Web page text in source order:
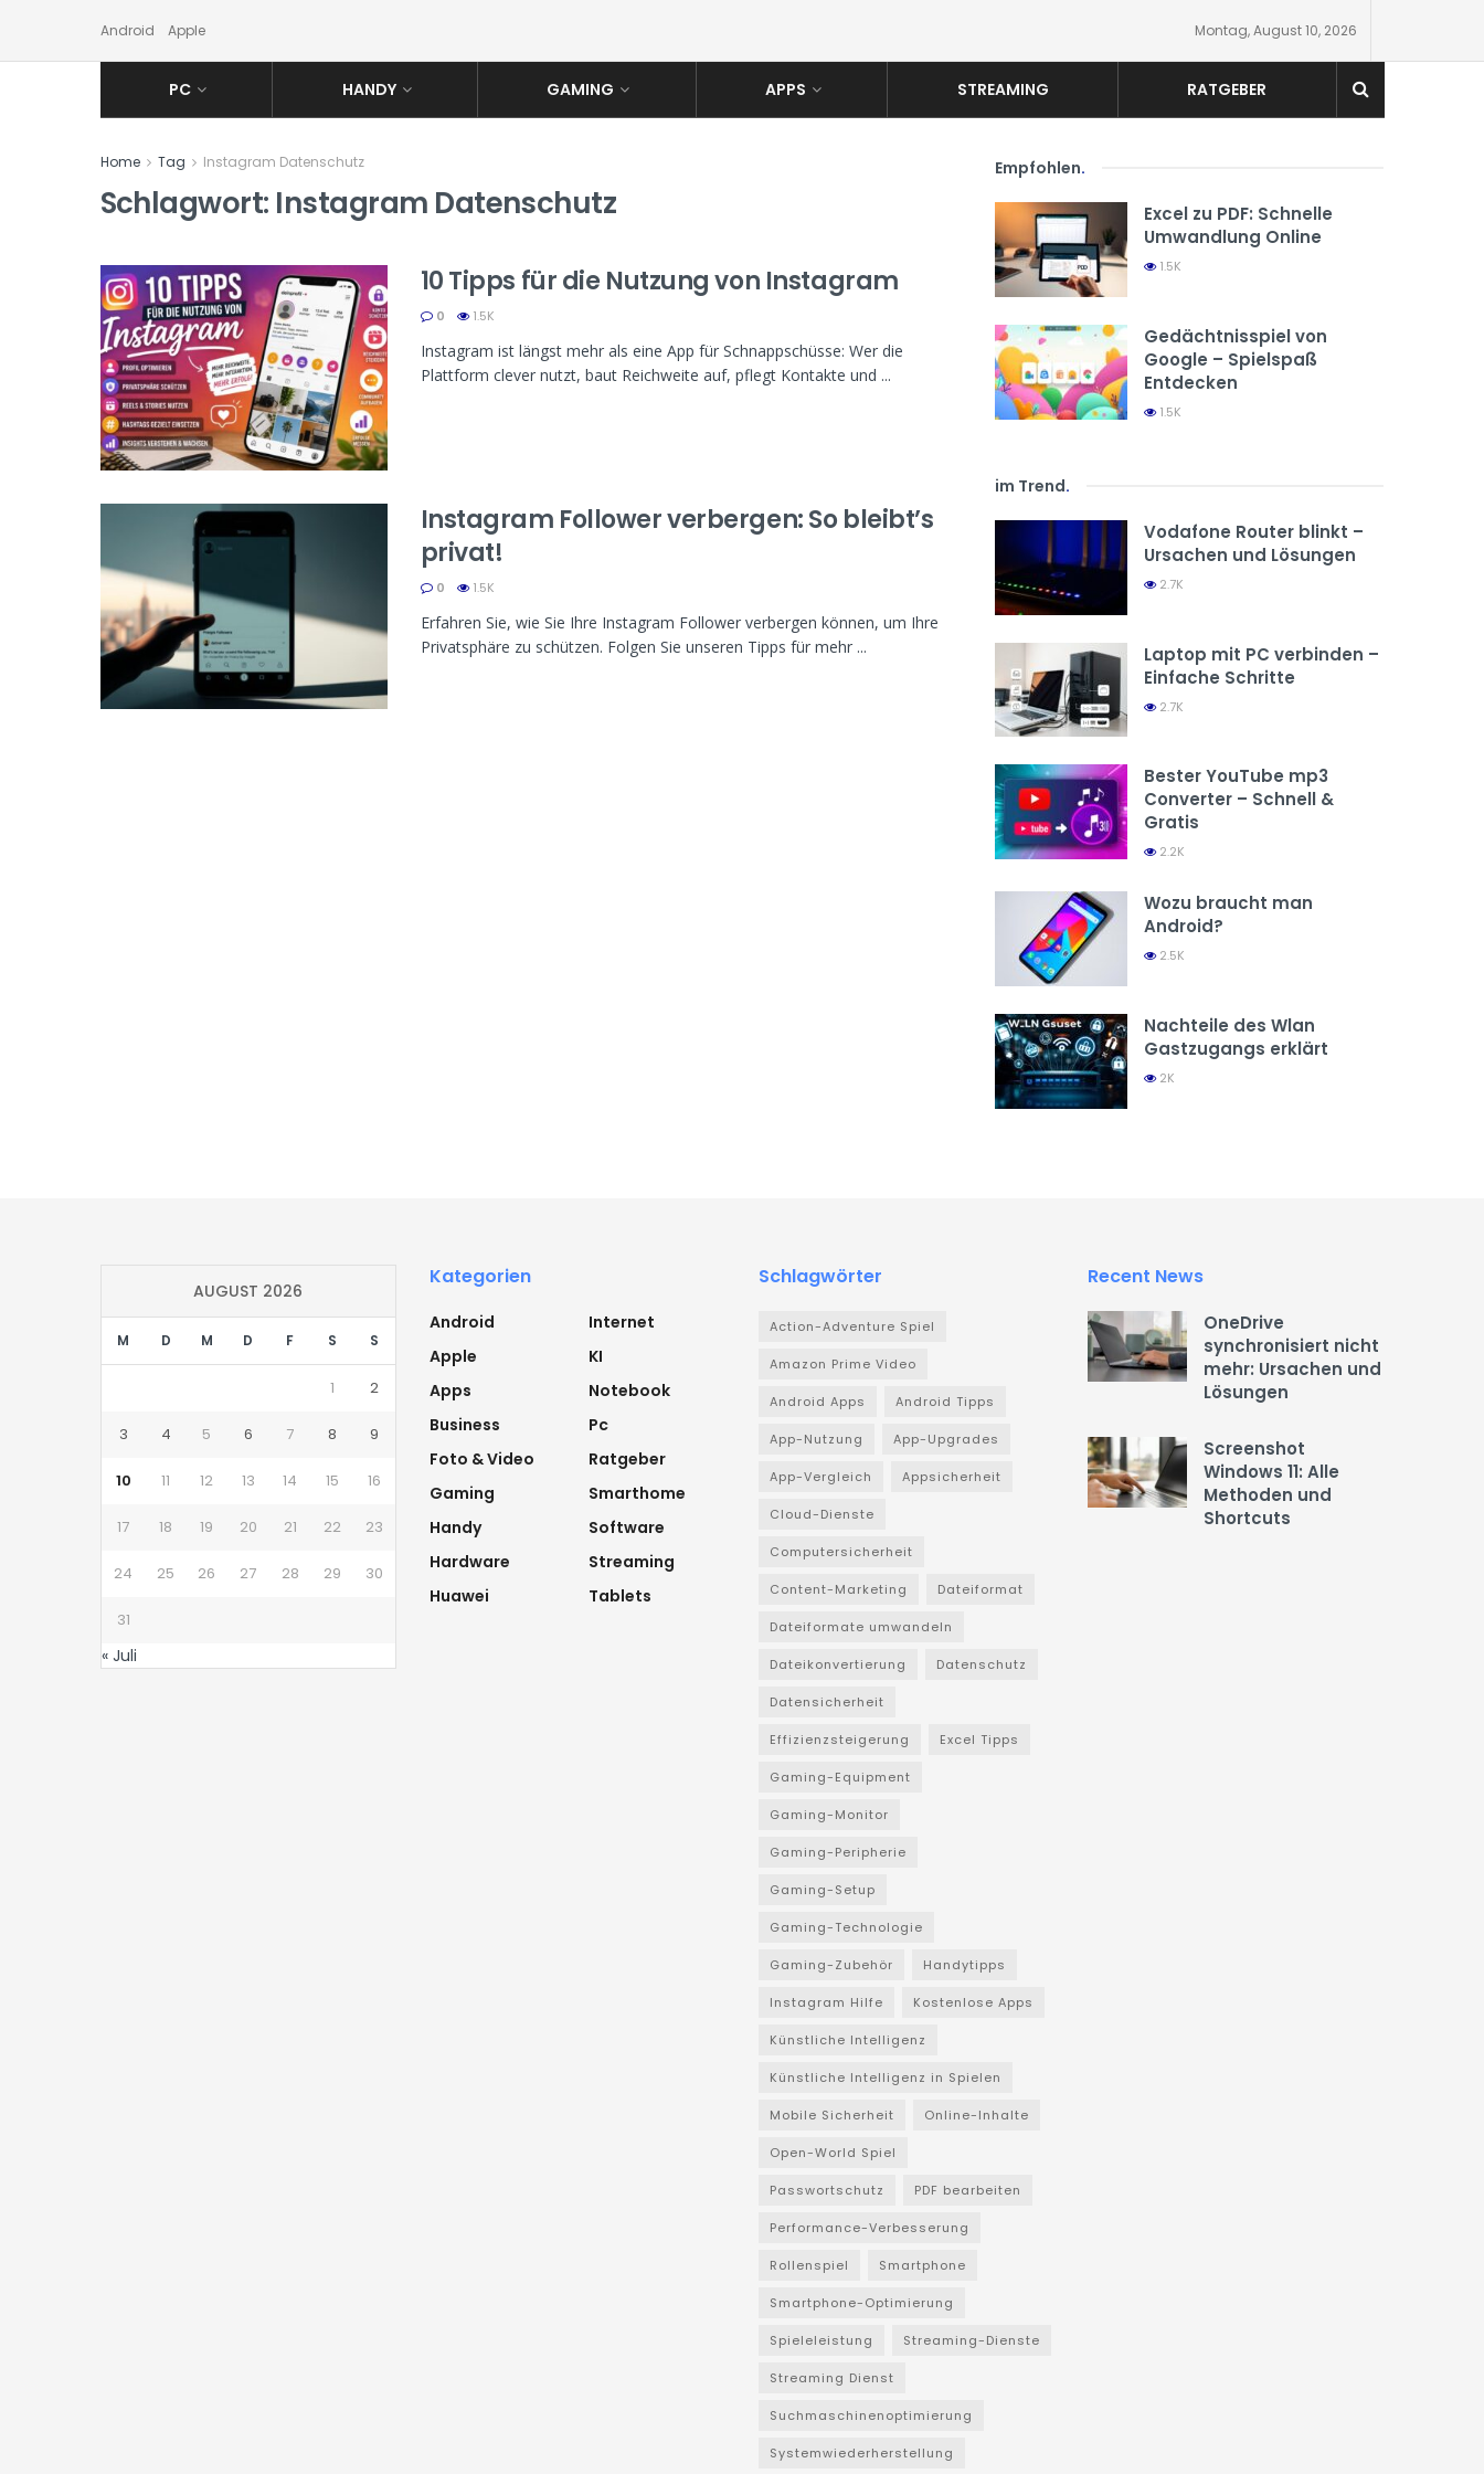
Android Apple Montag, August 10, 2026
PC HANDY GAMING APPS STREAMING RATGEBER
Home Tag Instagram Datenschutz
Schlagwort: Instagram Datenschutz
10 Tipps für die Nutzung von Instagram
0 1.5K
Instagram ist längst mehr als eine App für Schnappschüsse: Wer die
Plattform clever nutzt, baut Reichweite auf, pflegt Kontakte und ...
Instagram Follower verbergen: So bleibt’s
privat!
0 1.5K
Erfahren Sie, wie Sie Ihre Instagram Follower verbergen können, um Ihre
Privatsphäre zu schützen. Folgen Sie unseren Tipps für mehr ...
Empfohlen.
Excel zu PDF: Schnelle
Umwandlung Online
1.5K
Gedächtnisspiel von
Google – Spielspaß
Entdecken
1.5K
im Trend.
Vodafone Router blinkt –
Ursachen und Lösungen
2.7K
Laptop mit PC verbinden –
Einfache Schritte
2.7K
Bester YouTube mp3
Converter – Schnell &
Gratis
2.2K
Wozu braucht man
Android?
2.5K
Nachteile des Wlan
Gastzugangs erklärt
2K
AUGUST 2026
M D M D F S S
1 2
3 4 5 6 7 8 9
10 11 12 13 14 15 16
17 18 19 20 21 22 23
24 25 26 27 28 29 30
31
« Juli
Kategorien
Android
Apple
Apps
Business
Foto & Video
Gaming
Handy
Hardware
Huawei
Internet
KI
Notebook
Pc
Ratgeber
Smarthome
Software
Streaming
Tablets
Schlagwörter
Action-Adventure Spiel
Amazon Prime Video
Android Apps Android Tipps
App-Nutzung App-Upgrades
App-Vergleich Appsicherheit
Cloud-Dienste
Computersicherheit
Content-Marketing Dateiformat
Dateiformate umwandeln
Dateikonvertierung Datenschutz
Datensicherheit
Effizienzsteigerung Excel Tipps
Gaming-Equipment
Gaming-Monitor
Gaming-Peripherie
Gaming-Setup
Gaming-Technologie
Gaming-Zubehör Handytipps
Instagram Hilfe Kostenlose Apps
Künstliche Intelligenz
Künstliche Intelligenz in Spielen
Mobile Sicherheit Online-Inhalte
Open-World Spiel
Passwortschutz PDF bearbeiten
Performance-Verbesserung
Rollenspiel Smartphone
Smartphone-Optimierung
Spieleleistung Streaming-Dienste
Streaming Dienst
Suchmaschinenoptimierung
Systemwiederherstellung
Recent News
OneDrive
synchronisiert nicht
mehr: Ursachen und
Lösungen
Screenshot
Windows 11: Alle
Methoden und
Shortcuts